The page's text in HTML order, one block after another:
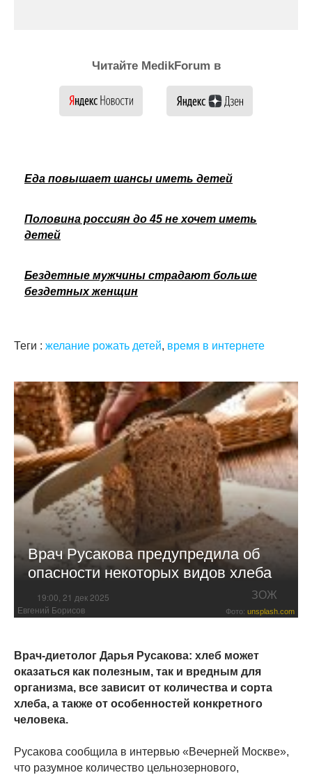
Читайте MedikForum в
Еда повышает шансы иметь детей
Половина россиян до 45 не хочет иметь
детей
Бездетные мужчины страдают больше
бездетных женщин
Теги : желание рожать детей, время в интернете
Врач Русакова предупредила об
опасности некоторых видов хлеба
19:00, 21 дек 2025 ЗОЖ
Евгений Борисов Фото: unsplash.com
Врач-диетолог Дарья Русакова: хлеб может
оказаться как полезным, так и вредным для
организма, все зависит от количества и сорта
хлеба, а также от особенностей конкретного
человека.
Русакова сообщила в интервью «Вечерней Москве»,
что разумное количество цельнозернового,